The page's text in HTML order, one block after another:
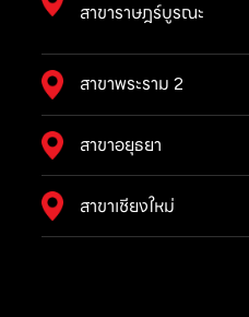
สาขาราษฎร์บูรณะ
สาขาพระราม 2
สาขาอยุธยา
สาขาเชียงใหม่